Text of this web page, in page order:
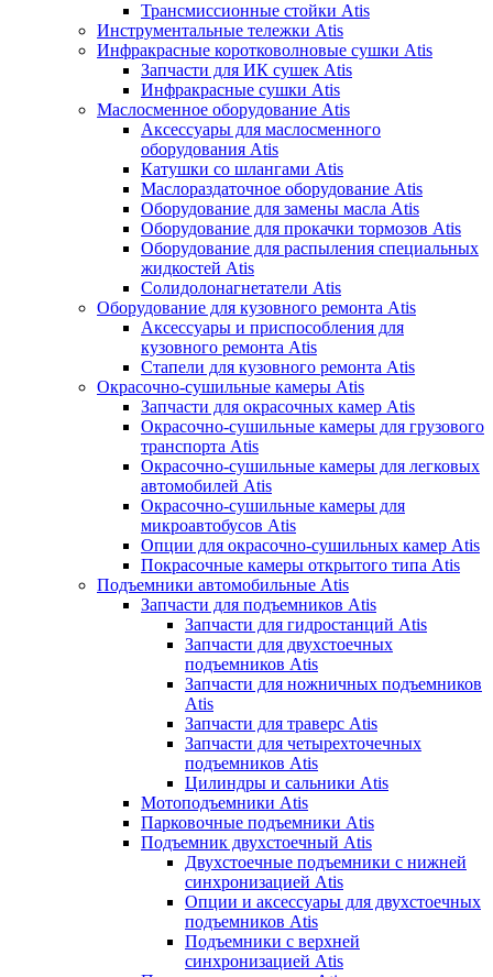
Трансмиссионные стойки Atis
Инструментальные тележки Atis
Инфракрасные коротковолновые сушки Atis
Запчасти для ИК сушек Atis
Инфракрасные сушки Atis
Маслосменное оборудование Atis
Аксессуары для маслосменного
оборудования Atis
Катушки со шлангами Atis
Маслораздаточное оборудование Atis
Оборудование для замены масла Atis
Оборудование для прокачки тормозов Atis
Оборудование для распыления специальных
жидкостей Atis
Солидолонагнетатели Atis
Оборудование для кузовного ремонта Atis
Аксессуары и приспособления для
кузовного ремонта Atis
Стапели для кузовного ремонта Atis
Окрасочно-сушильные камеры Atis
Запчасти для окрасочных камер Atis
Окрасочно-сушильные камеры для грузового
транспорта Atis
Окрасочно-сушильные камеры для легковых
автомобилей Atis
Окрасочно-сушильные камеры для
микроавтобусов Atis
Опции для окрасочно-сушильных камер Atis
Покрасочные камеры открытого типа Atis
Подъемники автомобильные Atis
Запчасти для подъемников Atis
Запчасти для гидростанций Atis
Запчасти для двухстоечных
подъемников Atis
Запчасти для ножничных подъемников
Atis
Запчасти для траверс Atis
Запчасти для четырехточечных
подъемников Atis
Цилиндры и сальники Atis
Мотоподъемники Atis
Парковочные подъемники Atis
Подъемник двухстоечный Atis
Двухстоечные подъемники с нижней
синхронизацией Atis
Опции и аксессуары для двухстоечных
подъемников Atis
Подъемники с верхней
синхронизацией Atis